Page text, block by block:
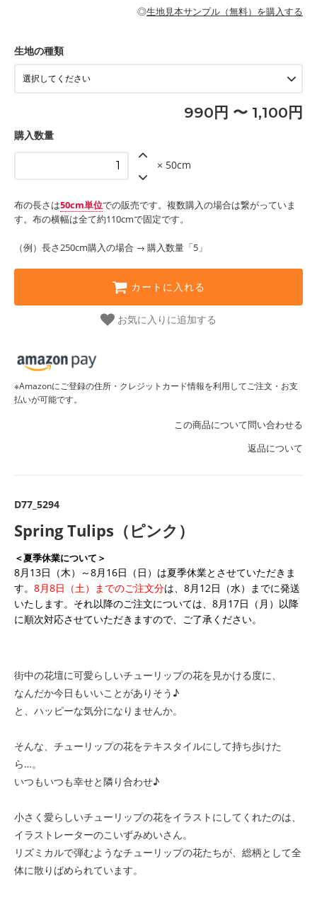
・カーテン、エプロン、テーブルクロスなどの暮らしのアイテム
・パンツ、タックスカートなどのボトムス
もっと詳しく見る
・工作用エプロン
もっと詳しく見る
◎生地見本サンプル（無料）を購入する
生地の種類
990円 〜 1,100円
購入数量
× 50cm
布の長さは50cm単位での販売です。複数購入の場合は繋がっていま
す。布の横幅は全て約110cmで固定です。
（例）長さ250cm購入の場合 → 購入数量「5」
カートに入れる
お気に入りに追加する
※Amazonにご登録の住所・クレジットカード情報を利用してご注文・お支
払いが可能です。
この商品について問い合わせる
返品について
D77_5294
Spring Tulips（ピンク）
＜夏季休業について＞
8月13日（木）～8月16日（日）は夏季休業とさせていただきま
す。 8月8日（土）までのご注文分は、8月12日（水）までに発送
いたします。それ以降のご注文については、8月17日（月）以降
に順次対応させていただきますので、ご了承ください。
街中の花壇に可愛らしいチューリップの花を見かける度に、
なんだか今日もいいことがありそう♪
と、ハッピーな気分になりませんか。
そんな、チューリップの花をテキスタイルにして持ち歩けた
ら…。
いつもいつも幸せと隣り合わせ♪
小さく愛らしいチューリップの花をイラストにしてくれたのは、
イラストレーターのこいずみめいさん。
リズミカルで弾むようなチューリップの花たちが、総柄として全
体に散りばめられています。